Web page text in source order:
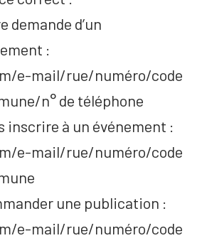
demande d’un
:
e-mail/rue/numéro/code
n° de téléphone
inscrire à un événement :
e-mail/rue/numéro/code
une publication :
e-mail/rue/numéro/code